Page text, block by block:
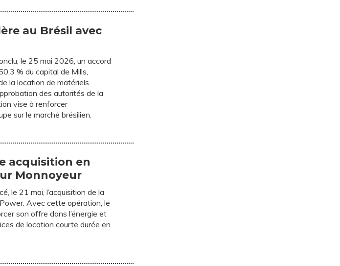
au Brésil avec
le 25 mai 2026, un accord
% du capital de Mills,
la location de matériels.
des autorités de la
vise à renforcer
sur le marché brésilien.
acquisition en
Monnoyeur
le 21 mai, l’acquisition de la
Avec cette opération, le
son offre dans l’énergie et
de location courte durée en